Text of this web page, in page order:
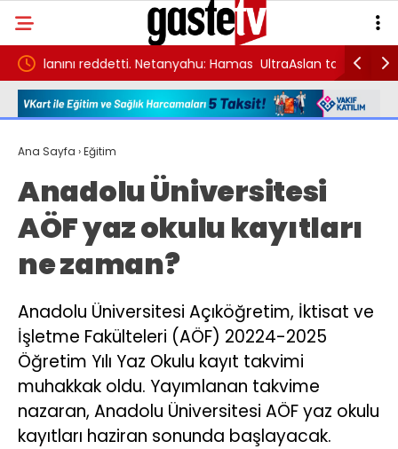
Hamas
yok
UltraAslan taraftar grubu lideri Muzaffer Şirin
gözaltına alındı
Ana Sayfa ›Eğitim
Anadolu Üniversitesi
AÖF yaz okulu kayıtları
ne zaman?
Anadolu Üniversitesi Açıköğretim, İktisat ve
İşletme Fakülteleri (AÖF) 20224-2025
Öğretim Yılı Yaz Okulu kayıt takvimi
muhakkak oldu. Yayımlanan takvime
nazaran, Anadolu Üniversitesi AÖF yaz okulu
kayıtları haziran sonunda başlayacak.